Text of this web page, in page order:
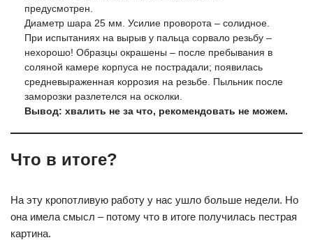
предусмотрен.
Диаметр шара 25 мм. Усилие проворота – солидное.
При испытаниях на вырыв у пальца сорвало резьбу –
нехорошо! Образцы окрашены – после пребывания в
соляной камере корпуса не пострадали; появилась
средневыраженная коррозия на резьбе. Пыльник после
заморозки разлетелся на осколки.
Вывод: хвалить не за что, рекомендовать не можем.
Что в итоге?
На эту кропотливую работу у нас ушло больше недели. Но
она имела смысл – потому что в итоге получилась пестрая
картина.